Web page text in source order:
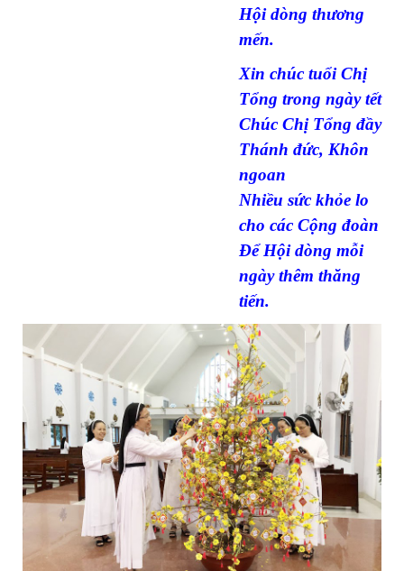
Hội dòng thương
mến.
Xin chúc tuổi Chị
Tổng trong ngày tết
Chúc Chị Tổng đầy
Thánh đức, Khôn
ngoan
Nhiều sức khỏe lo
cho các Cộng đoàn
Để Hội dòng mỗi
ngày thêm thăng
tiến.